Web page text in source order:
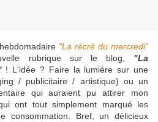
"La récré du mercredi"
rubrique sur le blog, "La
! L'idée ? Faire la lumière sur une
/ publicitaire / artistique) ou un
qui auraient pu attirer mon
ont tout simplement marqué les
consommation. Bref, un délicieux